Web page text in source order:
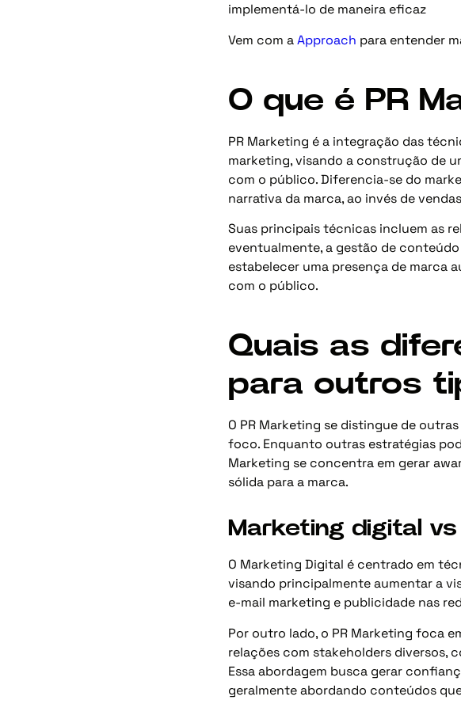
implementá-lo de maneira eficaz
Vem com aApproach para entender
O que é PR
PR Marketing é a integração das
marketing, visando a construção de
com o público. Diferencia-se do
narrativa da marca, ao invés de
Suas principais técnicas incluem as
eventualmente, a gestão de
estabelecer uma presença de
com o público.
Quais as
para outros
O PR Marketing se distingue de
foco. Enquanto outras estratégias
Marketing se concentra em gerar
sólida para a marca.
Marketing digital
O Marketing Digital é centrado em
visando principalmente aumentar a
e-mail marketing e publicidade nas
Por outro lado, o PR Marketing foca
relações com stakeholders diversos,
Essa abordagem busca gerar
geralmente abordando conteúdos